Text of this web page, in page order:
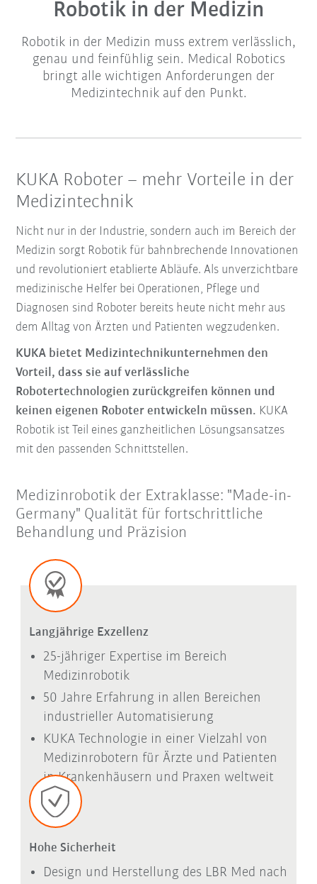
Robotik in der Medizin
Robotik in der Medizin muss extrem verlässlich,
genau und feinfühlig sein. Medical Robotics
bringt alle wichtigen Anforderungen der
Medizintechnik auf den Punkt.
KUKA Roboter – mehr Vorteile in der
Medizintechnik
Nicht nur in der Industrie, sondern auch im Bereich der
Medizin sorgt Robotik für bahnbrechende Innovationen
und revolutioniert etablierte Abläufe. Als unverzichtbare
medizinische Helfer bei Operationen, Pflege und
Diagnosen sind Roboter bereits heute nicht mehr aus
dem Alltag von Ärzten und Patienten wegzudenken.
KUKA bietet Medizintechnikunternehmen den
Vorteil, dass sie auf verlässliche
Robotertechnologien zurückgreifen können und
keinen eigenen Roboter entwickeln müssen. KUKA
Robotik ist Teil eines ganzheitlichen Lösungsansatzes
mit den passenden Schnittstellen.
Medizinrobotik der Extraklasse: "Made-in-
Germany" Qualität für fortschrittliche
Behandlung und Präzision
Langjährige Exzellenz
25-jähriger Expertise im Bereich
Medizinrobotik
50 Jahre Erfahrung in allen Bereichen
industrieller Automatisierung
KUKA Technologie in einer Vielzahl von
Medizinrobotern für Ärzte und Patienten
in Krankenhäusern und Praxen weltweit
Hohe Sicherheit
Design und Herstellung des LBR Med nach